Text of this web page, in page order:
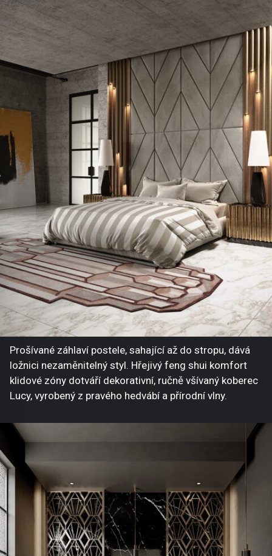
Prošívané záhlaví postele, sahající až do stropu, dává
ložnici nezaměnitelný styl. Hřejivý feng shui komfort
klidové zóny dotváří dekorativní, ručně všívaný koberec
Lucy, vyrobený z pravého hedvábí a přírodní vlny.